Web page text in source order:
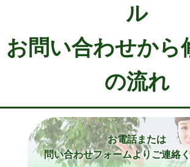
ル
お問い合わせから
の流れ
お電話または
問い合わせフォームよりご連絡く